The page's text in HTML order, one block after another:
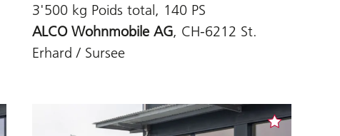
3'500 kg Poids total, 140 PS
ALCO Wohnmobile AG, CH-6212 St.
Erhard / Sursee